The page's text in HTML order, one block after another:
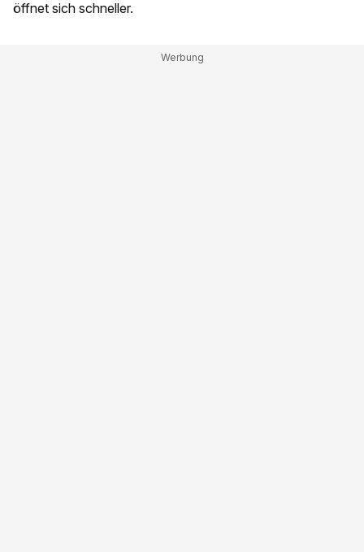
öffnet sich schneller.